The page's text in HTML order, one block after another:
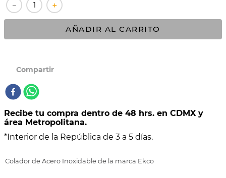
＋
－
AÑADIR AL CARRITO
Recibe tu compra dentro de 48 hrs. en CDMX y
área Metropolitana.
*Interior de la República de 3 a 5 días.
Colador de Acero Inoxidable de la marca Ekco
9. ACERO INOXIDABLE